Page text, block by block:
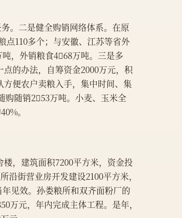
。二是健全购销网络体系。在原
点110多个；与安徽、江苏等省外
，外销粮食468万吨。三是多
的办法，自筹资金2000万元，积
便农户卖粮入手，集中时间、集
购随销253万吨。小麦、玉米全
。
楼，建筑面积7200平方米，资金投
沿街营业房开发建设2100平方米，
见效。孙娄粮所和双齐面粉厂的
万元，年内完成主体工程。是年，